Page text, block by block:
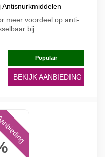
meer voordeel op anti-
bij
Populair
BEKIJK AANBIEDING